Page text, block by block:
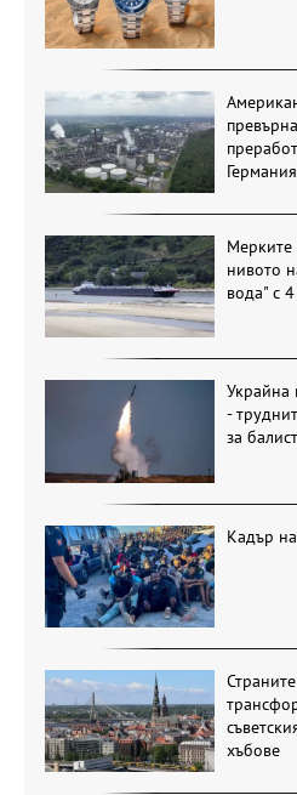
Германия
нивото
вода" с
Украйна
-
за
Кадър
хъбове